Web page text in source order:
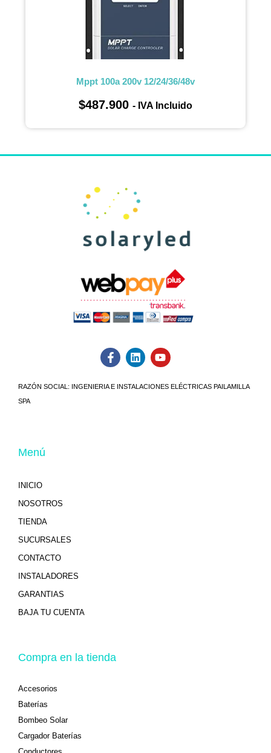
Mppt 100a 200v 12/24/36/48v
$487.900 - IVA Incluido
RAZÓN SOCIAL: INGENIERIA E INSTALACIONES ELÉCTRICAS PAILAMILLA
SPA
Menú
INICIO
NOSOTROS
TIENDA
SUCURSALES
CONTACTO
INSTALADORES
GARANTIAS
BAJA TU CUENTA
Compra en la tienda
Accesorios
Baterías
Bombeo Solar
Cargador Baterías